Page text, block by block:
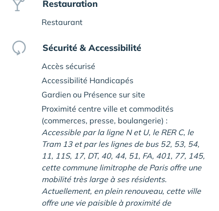
Restauration
Restaurant
Sécurité & Accessibilité
Accès sécurisé
Accessibilité Handicapés
Gardien ou Présence sur site
Proximité centre ville et commodités
(commerces, presse, boulangerie) :
Accessible par la ligne N et U, le RER C, le
Tram 13 et par les lignes de bus 52, 53, 54,
11, 11S, 17, DT, 40, 44, 51, FA, 401, 77, 145,
cette commune limitrophe de Paris offre une
mobilité très large à ses résidents.
Actuellement, en plein renouveau, cette ville
offre une vie paisible à proximité de